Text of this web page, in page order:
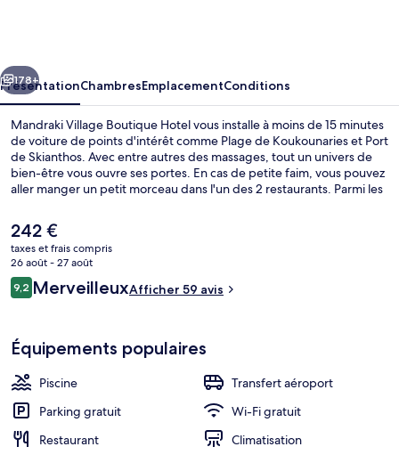
Suivant
178+
PrésentationChambresEmplacementConditions
Mandraki Village Boutique Hotel vous installe à moins de 15 minutes
de voiture de points d'intérêt comme Plage de Koukounaries et Port
de Skianthos. Avec entre autres des massages, tout un univers de
bien-être vous ouvre ses portes. En cas de petite faim, vous pouvez
aller manger un petit morceau dans l'un des 2 restaurants. Parmi les
extérieure, un bar en bord de piscine et une piscine pour enfants.
Le
prix
actuel
est
de
242 €
taxes et frais compris
26 août - 27 août
Avis
voyageurs
9,29,2 sur 10
MerveilleuxAfficher 59 avis
Équipements populaires
Piscine
Transfert aéroport
Parking gratuit
Wi-Fi gratuit
Restaurant
Climatisation